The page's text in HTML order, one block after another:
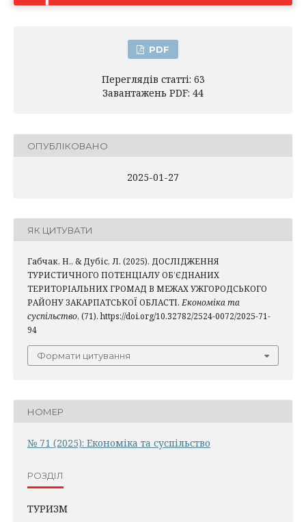
PDF
Переглядів статті: 63
Завантажень PDF: 44
ОПУБЛІКОВАНО
2025-01-27
ЯК ЦИТУВАТИ
Габчак, Н., & Дубіс, Л. (2025). ДОСЛІДЖЕННЯ
ТУРИСТИЧНОГО ПОТЕНЦІАЛУ ОБ’ЄДНАНИХ
ТЕРИТОРІАЛЬНИХ ГРОМАД В МЕЖАХ УЖГОРОДСЬКОГО
РАЙОНУ ЗАКАРПАТСЬКОЇ ОБЛАСТІ. Економіка та
суспільство, (71). https://doi.org/10.32782/2524-0072/2025-71-
94
Формати цитування
НОМЕР
№ 71 (2025): Економіка та суспільство
РОЗДІЛ
ТУРИЗМ